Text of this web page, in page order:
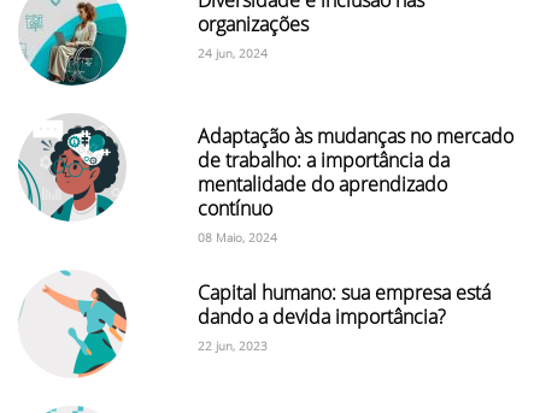
organizações
24 jun, 2024
Adaptação às mudanças no mercado
de trabalho: a importância da
mentalidade do aprendizado
contínuo
08 Maio, 2024
Capital humano: sua empresa está
dando a devida importância?
22 jun, 2023